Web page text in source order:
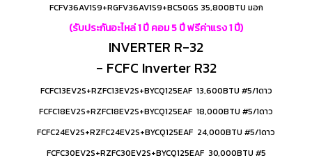
FCFV36AV1S9+RGFV36AV1S9+BC50GS 35,800BTU มอก
(รับประกันอะไหล่ 1 ปี คอม 5 ปี ฟรีค่าแรง 1 ปี)
INVERTER R-32
- FCFC Inverter R32
FCFC13EV2S+RZFC13EV2S+BYCQ125EAF 13,600BTU #5/1ดาว
FCFC18EV2S+RZFC18EV2S+BYCQ125EAF 18,000BTU #5/1ดาว
FCFC24EV2S+RZFC24EV2S+BYCQ125EAF 24,000BTU #5/1ดาว
FCFC30EV2S+RZFC30EV2S+BYCQ125EAF 30,000BTU #5